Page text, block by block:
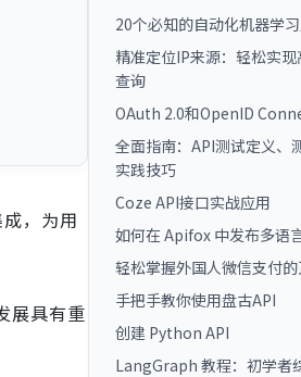
，为用
展具有重
20个必知的自动化机器学
精准定位IP来源：轻松实
查询
OAuth 2.0和OpenID
全面指南：API测试定义、
实践技巧
Coze API接口实战应用
如何在 Apifox 中发布多语
轻松掌握外国人微信支付
手把手教你使用盘古API
创建 Python API
LangGraph 教程：初学者